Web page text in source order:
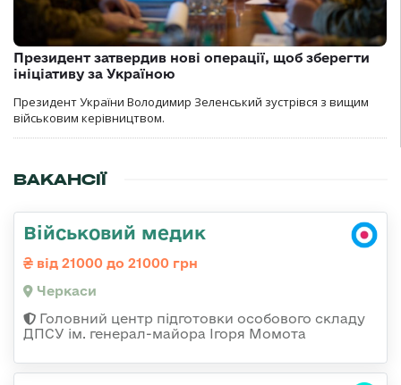
Президент затвердив нові операції, щоб зберегти
ініціативу за Україною
Президент України Володимир Зеленський зустрівся з вищим
військовим керівництвом.
ВАКАНСІЇ
Військовий медик
від 21000 до 21000 грн
Черкаси
Головний центр підготовки особового складу
ДПСУ ім. генерал-майора Ігоря Момота